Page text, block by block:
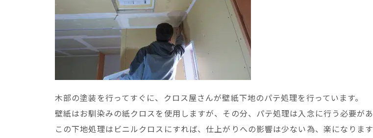
木部の塗装を行ってすぐに、クロス屋さんが壁紙下地のパテ処理を行っています。
壁紙はお馴染みの紙クロスを使用しますが、その分、パテ処理は入念に行う必要があ
この下地処理はビニルクロスにすれば、仕上がりへの影響は少ない為、楽になりま